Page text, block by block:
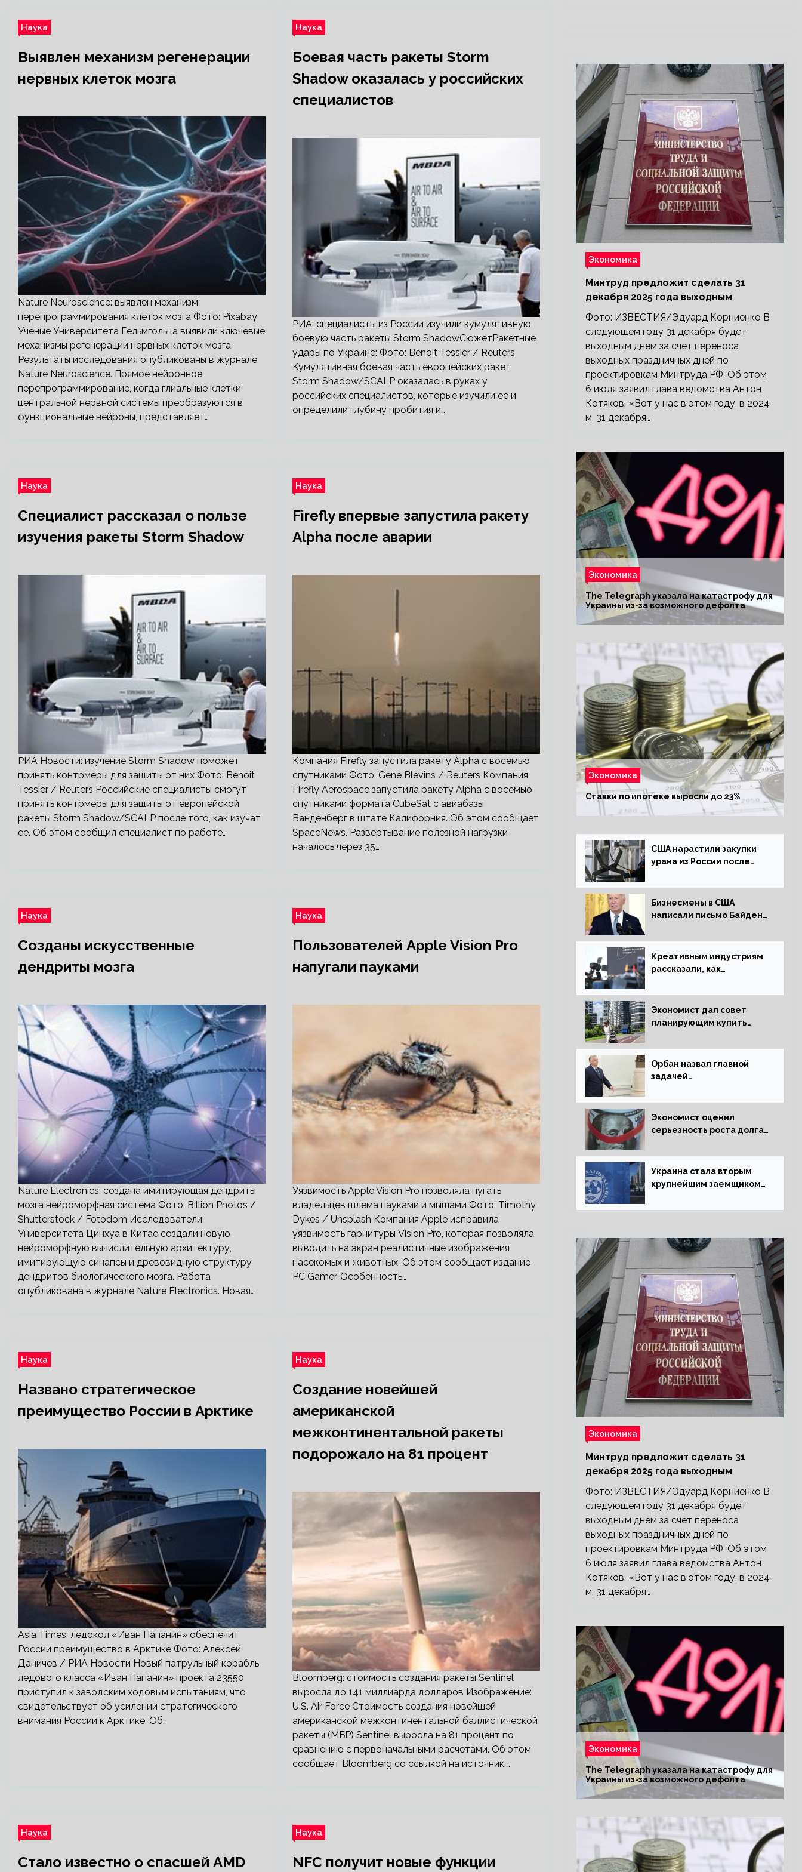
Наука
Выявлен механизм регенерации
нервных клеток мозга
Nature Neuroscience: выявлен механизм
перепрограммирования клеток мозга Фото: Pixabay
Ученые Университета Гельмгольца выявили ключевые
механизмы регенерации нервных клеток мозга.
Результаты исследования опубликованы в журнале
Nature Neuroscience. Прямое нейронное
перепрограммирование, когда глиальные клетки
центральной нервной системы преобразуются в
функциональные нейроны, представляет…
Наука
Боевая часть ракеты Storm
Shadow оказалась у российских
специалистов
РИА: специалисты из России изучили кумулятивную
боевую часть ракеты Storm ShadowСюжетРакетные
удары по Украине: Фото: Benoit Tessier / Reuters
Кумулятивная боевая часть европейских ракет
Storm Shadow/SCALP оказалась в руках у
российских специалистов, которые изучили ее и
определили глубину пробития и…
Наука
Специалист рассказал о пользе
изучения ракеты Storm Shadow
РИА Новости: изучение Storm Shadow поможет
принять контрмеры для защиты от них Фото: Benoit
Tessier / Reuters Российские специалисты смогут
принять контрмеры для защиты от европейской
ракеты Storm Shadow/SCALP после того, как изучат
ее. Об этом сообщил специалист по работе…
Наука
Firefly впервые запустила ракету
Alpha после аварии
Компания Firefly запустила ракету Alpha с восемью
спутниками Фото: Gene Blevins / Reuters Компания
Firefly Aerospace запустила ракету Alpha с восемью
спутниками формата CubeSat с авиабазы
Ванденберг в штате Калифорния. Об этом сообщает
SpaceNews. Развертывание полезной нагрузки
началось через 35…
Наука
Созданы искусственные
дендриты мозга
Nature Electronics: создана имитирующая дендриты
мозга нейроморфная система Фото: Billion Photos /
Shutterstock / Fotodom Исследователи
Университета Цинхуа в Китае создали новую
нейроморфную вычислительную архитектуру,
имитирующую синапсы и древовидную структуру
дендритов биологического мозга. Работа
опубликована в журнале Nature Electronics. Новая…
Наука
Пользователей Apple Vision Pro
напугали пауками
Уязвимость Apple Vision Pro позволяла пугать
владельцев шлема пауками и мышами Фото: Timothy
Dykes / Unsplash Компания Apple исправила
уязвимость гарнитуры Vision Pro, которая позволяла
выводить на экран реалистичные изображения
насекомых и животных. Об этом сообщает издание
PC Gamer. Особенность…
Наука
Названо стратегическое
преимущество России в Арктике
Asia Times: ледокол «Иван Папанин» обеспечит
России преимущество в Арктике Фото: Алексей
Даничев / РИА Новости Новый патрульный корабль
ледового класса «Иван Папанин» проекта 23550
приступил к заводским ходовым испытаниям, что
свидетельствует об усилении стратегического
внимания России к Арктике. Об…
Наука
Создание новейшей
американской
межконтинентальной ракеты
подорожало на 81 процент
Bloomberg: стоимость создания ракеты Sentinel
выросла до 141 миллиарда долларов Изображение:
U.S. Air Force Стоимость создания новейшей
американской межконтинентальной баллистической
ракеты (МБР) Sentinel выросла на 81 процент по
сравнению с первоначальными расчетами. Об этом
сообщает Bloomberg со ссылкой на источник.…
Наука
Стало известно о спасшей AMD
Наука
NFC получит новые функции
Экономика
Минтруд предложит сделать 31
декабря 2025 года выходным
Фото: ИЗВЕСТИЯ/Эдуард Корниенко В
следующем году 31 декабря будет
выходным днем за счет переноса
выходных праздничных дней по
проектировкам Минтруда РФ. Об этом
6 июля заявил глава ведомства Антон
Котяков. «Вот у нас в этом году, в 2024-
м, 31 декабря…
Экономика
The Telegraph указала на катастрофу для
Украины из-за возможного дефолта
Экономика
Ставки по ипотеке выросли до 23%
США нарастили закупки
урана из России после
него
Бизнесмены в США
написали письмо Байдену
выборов
Креативным индустриям
рассказали, как
для российской
экономики
Экономист дал совет
планирующим купить
Орбан назвал главной
задачей
Венгрии в Совете ЕС
борьбу за мир
Экономист оценил
серьезность роста долга
Украина стала вторым
крупнейшим заемщиком
Экономика
Минтруд предложит сделать 31
декабря 2025 года выходным
Фото: ИЗВЕСТИЯ/Эдуард Корниенко В
следующем году 31 декабря будет
выходным днем за счет переноса
выходных праздничных дней по
проектировкам Минтруда РФ. Об этом
6 июля заявил глава ведомства Антон
Котяков. «Вот у нас в этом году, в 2024-
м, 31 декабря…
Экономика
The Telegraph указала на катастрофу для
Украины из-за возможного дефолта